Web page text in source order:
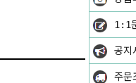
1:1
공지
주문